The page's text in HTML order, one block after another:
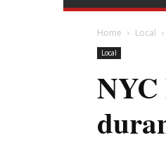
Home Local
Local
NYC